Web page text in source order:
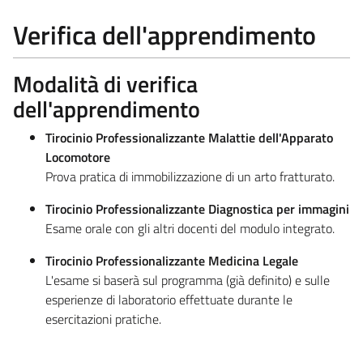
Verifica dell'apprendimento
Modalità di verifica
dell'apprendimento
Tirocinio Professionalizzante Malattie dell'Apparato
Locomotore
Prova pratica di immobilizzazione di un arto fratturato.
Tirocinio Professionalizzante Diagnostica per immagini
Esame orale con gli altri docenti del modulo integrato.
Tirocinio Professionalizzante Medicina Legale
L'esame si baserà sul programma (già definito) e sulle
esperienze di laboratorio effettuate durante le
esercitazioni pratiche.